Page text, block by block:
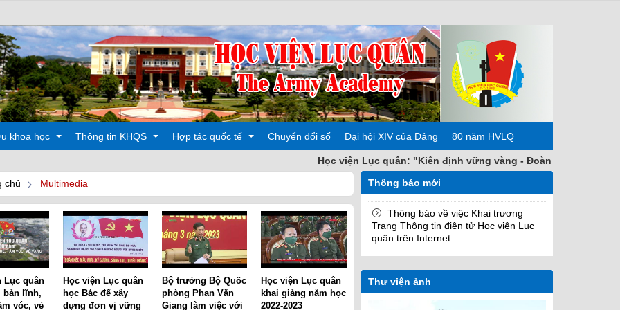
khoa học
học
Thông tin KHQS
Các hoạt động
Sản phẩm
Hợp tác quốc tế
Đào tạo
Các hoạt động
Chuyển đổi số Đại hội XIV của Đảng 80 năm HVLQ
Học viện Lục quân: "Kiên định vững vàng - Đoàn kết nhất trí - Chủ
chủ Multimedia
Lục quân
bản lĩnh,
vóc, vẻ
Học viện Lục quân
học Bác để xây
dựng đơn vị vững
Bộ trưởng Bộ Quốc
phòng Phan Văn
Giang làm việc với
Học viện Lục quân
khai giảng năm học
2022-2023
Thông báo mới
Thông báo về việc Khai trương
Trang Thông tin điện tử Học viện Lục
quân trên Internet
Thư viện ảnh